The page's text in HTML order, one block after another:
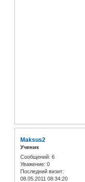
Maksus2
Ученик
Сообщений: 6
Уважение: 0
Последний визит:
08.05.2011 08:34:20